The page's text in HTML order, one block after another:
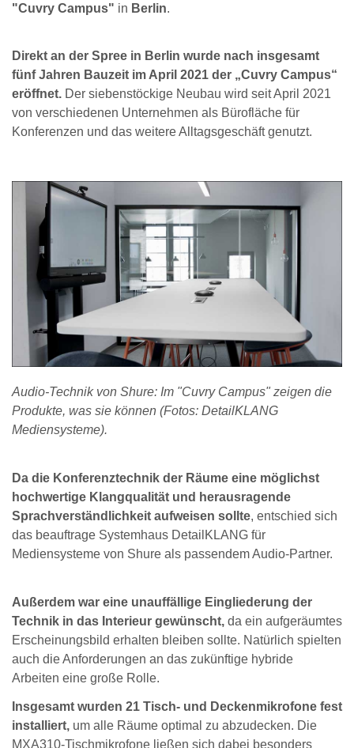
"Cuvry Campus" in Berlin.
Direkt an der Spree in Berlin wurde nach insgesamt
fünf Jahren Bauzeit im April 2021 der „Cuvry Campus“
eröffnet. Der siebenstöckige Neubau wird seit April 2021
von verschiedenen Unternehmen als Bürofläche für
Konferenzen und das weitere Alltagsgeschäft genutzt.
Audio-Technik von Shure: Im "Cuvry Campus" zeigen die
Produkte, was sie können (Fotos: DetailKLANG
Mediensysteme).
Da die Konferenztechnik der Räume eine möglichst
hochwertige Klangqualität und herausragende
Sprachverständlichkeit aufweisen sollte, entschied sich
das beauftrage Systemhaus DetailKLANG für
Mediensysteme von Shure als passendem Audio-Partner.
Außerdem war eine unauffällige Eingliederung der
Technik in das Interieur gewünscht, da ein aufgeräumtes
Erscheinungsbild erhalten bleiben sollte. Natürlich spielten
auch die Anforderungen an das zukünftige hybride
Arbeiten eine große Rolle.
Insgesamt wurden 21 Tisch- und Deckenmikrofone fest
installiert, um alle Räume optimal zu abzudecken. Die
MXA310-Tischmikrofone ließen sich dabei besonders